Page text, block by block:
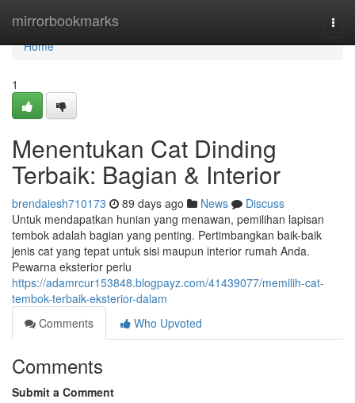
mirrorbookmarks
Home
Home
1
Menentukan Cat Dinding
Terbaik: Bagian & Interior
brendaiesh710173 89 days ago News
Discuss
Untuk mendapatkan hunian yang menawan, pemilihan lapisan
tembok adalah bagian yang penting. Pertimbangkan baik-baik
jenis cat yang tepat untuk sisi maupun interior rumah Anda.
Pewarna eksterior perlu
https://adamrcur153848.blogpayz.com/41439077/memilih-cat-
tembok-terbaik-eksterior-dalam
Comments
Who Upvoted
Comments
Submit a Comment